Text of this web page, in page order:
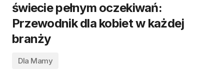
świecie pełnym oczekiwań:
Przewodnik dla kobiet w każdej
branży
Dla Mamy